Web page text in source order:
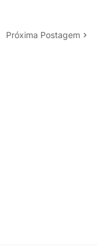
Próxima Postagem